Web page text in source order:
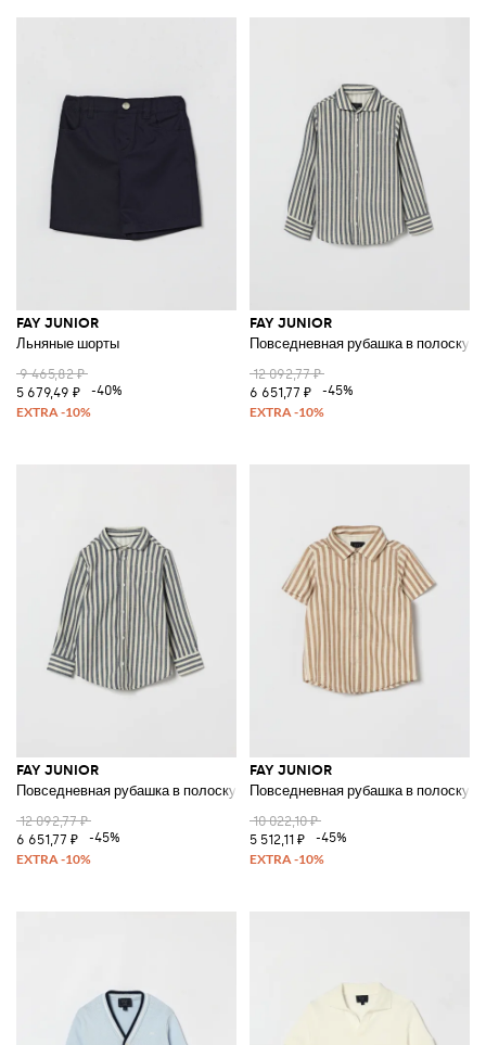
FAY JUNIOR
Льняные шорты
9 465,82 ₽
5 679,49 ₽
-40%
FAY JUNIOR
Повседневная рубашка в полоску
12 092,77 ₽
6 651,77 ₽
-45%
FAY JUNIOR
Повседневная рубашка в полоску из льна
12 092,77 ₽
6 651,77 ₽
-45%
FAY JUNIOR
Повседневная рубашка в полоску
10 022,10 ₽
5 512,11 ₽
-45%